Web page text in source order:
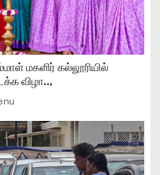
மகளிர் கல்லூரியில்
விழா..,